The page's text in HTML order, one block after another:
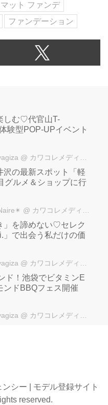
ット ファンデ
ファンデーション
しむ♡代官山T-
験型POP-UPイベント
@ カワコレメディア編集部
沢の最新スポット「軽
グルメ＆ショップに行
@ カワコレメディア編集部
」を諦めない♡セレク
」で出会う私だけの価
@ カワコレメディア編集部
ド！池袋でビタミンE
ンドBBQフェス開催
@ カワコレメディア編集部
シー | モデル登録サイト
reserved.